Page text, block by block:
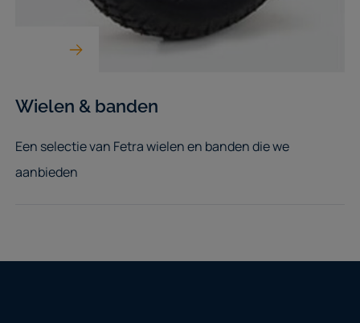
Wielen & banden
Een selectie van Fetra wielen en banden die we
aanbieden